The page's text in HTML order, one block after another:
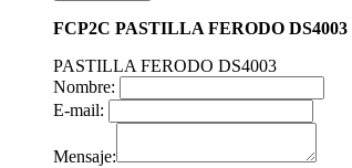
FCP2C PASTILLA FERODO DS4003
PASTILLA FERODO DS4003
Nombre:
E-mail:
Mensaje: